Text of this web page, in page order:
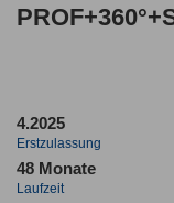
4.2025
Erstzulassung
48 Monate
Laufzeit